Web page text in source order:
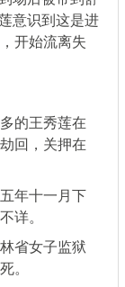
意识到这是进
开始流离失
的王秀莲在
回，关押在
年十一月下
详。
省女子监狱
。